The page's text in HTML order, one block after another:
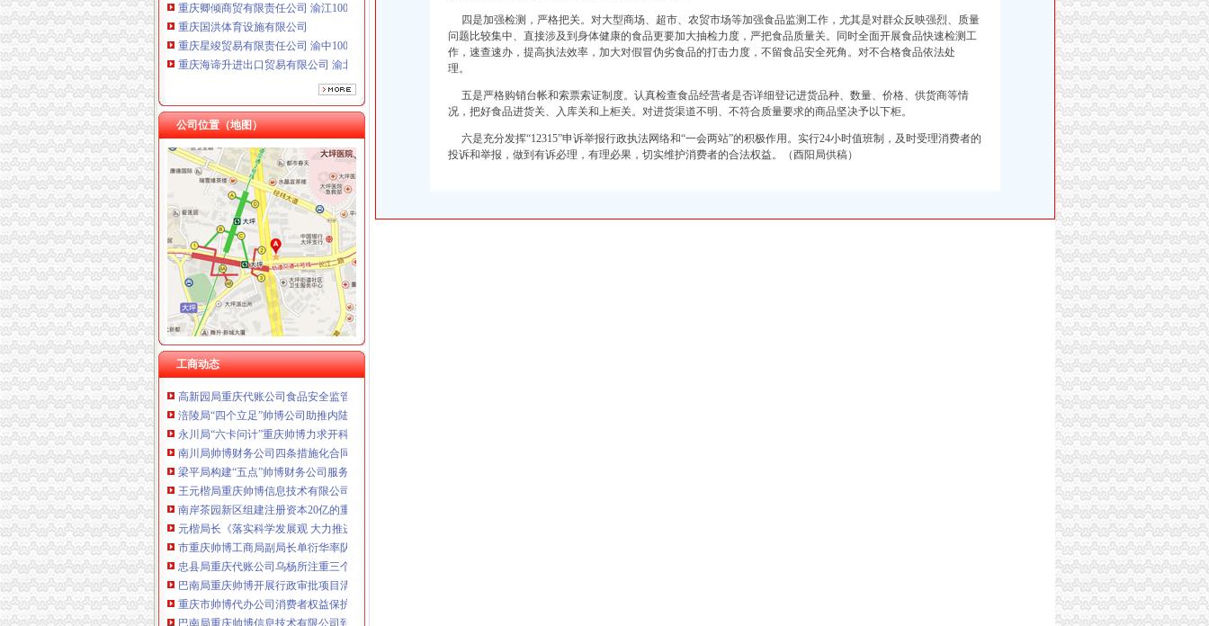
重庆国洪体育设施有限公司
重庆星竣贸易有限责任公司 渝中100万 （进出口权）
重庆海谛升进出口贸易有限公司 渝北100万 （进出口权）
重庆奕欣锦诚商贸有限公司 渝九50万 （工商注册）
重庆信同广告有限公司 渝沙50万 （工商注册）
重庆三虹房地产营销策划有限公司
重庆宝鹰汽车销售有限公司
公司位置（地图）
工商动态
工商动态
巫山局帅博网络公司深入贯彻科学发展观助推地方经济发展成效显著
渝西片区公平交易工作调研会在铜梁召开
万州局优化体制机制全力推进工商“转型”帅博工商
沙坪坝局三大开展“适应科学发展、推动职能转型”帅博代办公司能力培训
铜梁局帅博财务公司加大企业回访力度服务地方经济发展
梁平局紧扣“实”重庆帅博字抓科学发展观调研工作
永川局重庆帅博围绕四大核心推进工商转型
高新园局重庆代账公司食品安全监管工作成效明显
涪陵局“四个立足”帅博公司助推内陆开放型经济发展
永川局“六卡问计”重庆帅博力求开科学发展新局面
南川局帅博财务公司四条措施化合同监管工作
梁平局构建“五点”帅博财务公司服务新农村建设
王元楷局重庆帅博信息技术有限公司长在《工商信息》第36期上作出重要批示
南岸茶园新区组建注册资本20亿的重庆帅博信息技术有限公司企业集团搭建投融资平台
元楷局长《落实科学发展观 大力推进“四化”重庆帅博信息技术有限公司长效机制建设》理论文章被总局网络采用
市重庆帅博工商局副局长单衍华率队到北碚局调研指导工作
忠县局重庆代账公司乌杨所注重三个环节提升政务信息及外宣水平
巴南局重庆帅博开展行政审批项目清查优化办事环境
重庆市帅博代办公司消费者权益保护委员会第三届理事会第一次会议隆重召开
巴南局重庆帅博信息技术有限公司到宗申产业集团公司共商商标品牌培育良策
沙坪坝区委书记李剑铭对沙坪坝局公司注册信息作出批示
四是加强检测，严格把关。对大型商场、超市、农贸市场等加强食品监测工作，尤其是对群众反映强烈、质量
问题比较集中、直接涉及到身体健康的食品更要加大抽检力度，严把食品质量关。同时全面开展食品快速检测工
作，速查速办，提高执法效率，加大对假冒伪劣食品的打击力度，不留食品安全死角。对不合格食品依法处
理。
五是严格购销台帐和索票索证制度。认真检查食品经营者是否详细登记进货品种、数量、价格、供货商等情
况，把好食品进货关、入库关和上柜关。对进货渠道不明、不符合质量要求的商品坚决予以下柜。
六是充分发挥“12315”申诉举报行政执法网络和“一会两站”的积极作用。实行24小时值班制，及时受理消费者的
投诉和举报，做到有诉必理，有理必果，切实维护消费者的合法权益。（酉阳局供稿）